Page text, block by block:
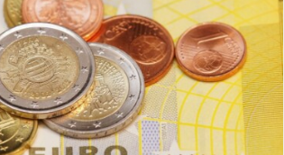
Hoge Raad stelt prejudiciële
vragen over aansprakelijkheid
voor omzetbelastingschulden
Invordering